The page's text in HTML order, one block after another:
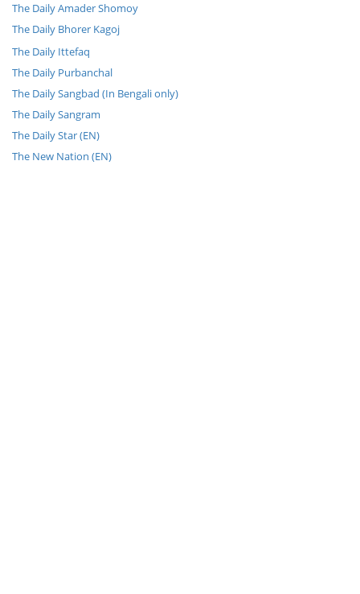
The Daily Amader Shomoy
The Daily Bhorer Kagoj
The Daily Ittefaq
The Daily Purbanchal
The Daily Sangbad (In Bengali only)
The Daily Sangram
The Daily Star (EN)
The New Nation (EN)